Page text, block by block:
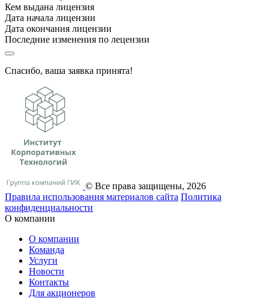
Кем выдана лицензия
Дата начала лицензии
Дата окончания лицензии
Последние изменения по лецензии
Спасибо, ваша заявка принята!
© Все права защищены, 2026
Правила использования материалов сайта Политика
конфиденциальности
О компании
О компании
Команда
Услуги
Новости
Контакты
Для акционеров